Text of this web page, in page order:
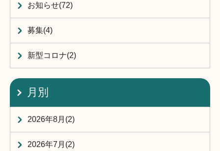
お知らせ(72)
募集(4)
新型コロナ(2)
月別
2026年8月(2)
2026年7月(2)